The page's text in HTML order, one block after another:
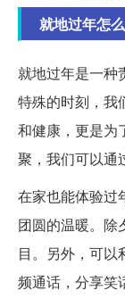
就地过年怎
就地过年是一种
特殊的时刻，我
和健康，更是为
聚，我们可以通
在家也能体验过
团圆的温暖。除
目。另外，可以
频通话，分享笑